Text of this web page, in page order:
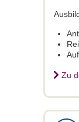
Zu